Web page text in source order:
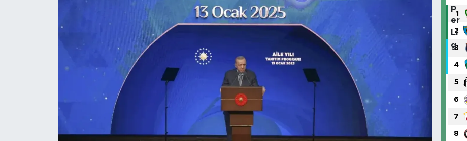
1
2
3
4
5
6
7
8
POLİTİKA